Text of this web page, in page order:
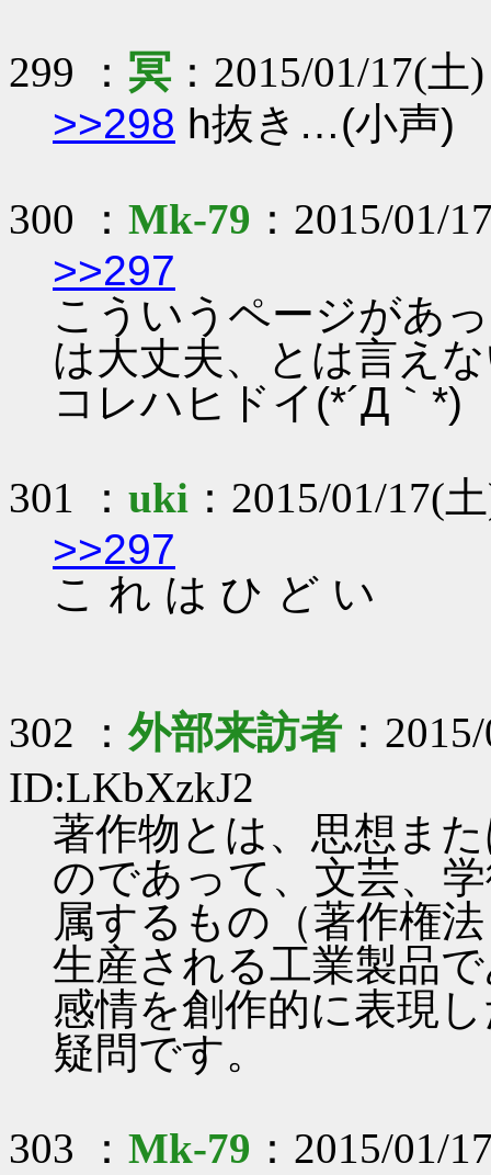
299 ： 冥 ：2015/01/17(
>>298 h抜き…(小声)
300 ： Mk-79 ：2015/01/
>>297
こういうページがあ
は大丈夫、とは言え
コレハヒドイ(*´Д｀*)
301 ： uki ：2015/01/17(
>>297
こ れ は ひ ど い
302 ：外部来訪者 ：
ID:LKbXzkJ2
著作物とは、思想ま
のであって、文芸、
属するもの（著作権
生産される工業製品
感情を創作的に表現
疑問です。
303 ： Mk-79 ：2015/01/